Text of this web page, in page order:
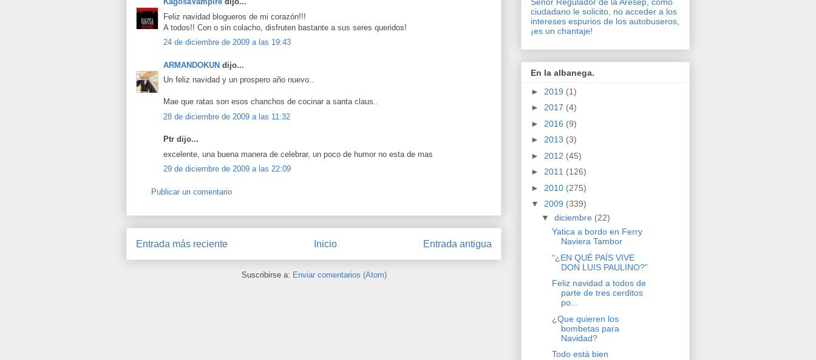
Feliz navidad blogueros de mi corazón!!!
A todos!! Con o sin colacho, disfruten bastante a sus seres queridos!
24 de diciembre de 2009 a las 19:43
ARMANDOKUN dijo...
Un feliz navidad y un prospero año nuevo..
Mae que ratas son esos chanchos de cocinar a santa claus..
28 de diciembre de 2009 a las 11:32
Ptr dijo...
excelente, una buena manera de celebrar, un poco de humor no esta de mas
29 de diciembre de 2009 a las 22:09
Publicar un comentario
Entrada más reciente Entrada antigua
Inicio
Suscribirse a: Enviar comentarios (Atom)
ciudadano le solicito, no acceder a los
intereses espurios de los autobuseros,
¡es un chantaje!
En la albanega.
► 2019 (1)
► 2017 (4)
► 2016 (9)
► 2013 (3)
► 2012 (45)
► 2011 (126)
► 2010 (275)
▼ 2009 (339)
▼ diciembre (22)
Yatica a bordo en Ferry
Naviera Tambor
“¿EN QUÉ PAÍS VIVE
DON LUIS PAULINO?”
Feliz navidad a todos de
parte de tres cerditos
po...
¿Que quieren los
bombetas para
Navidad?
Todo está bien